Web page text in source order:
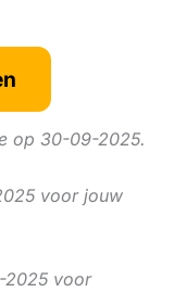
op 30-09-2025.
voor jouw
2025 voor